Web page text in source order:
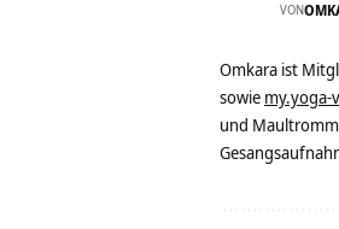
VON
Omkara ist
sowie my.yoga-
und